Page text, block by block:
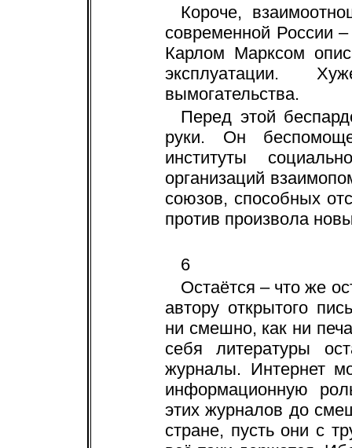
Короче,
современной России
Карлом Марксом
эксплуатации.
вымогательства.
Перед этой
руки. Он
институты
организаций
союзов, способных
против произвола
6
Остаётся – что же
автору открытого
ни смешно, как ни
себя литературы
журналы. Интернет
информационную
этих журналов до
стране, пусть они с